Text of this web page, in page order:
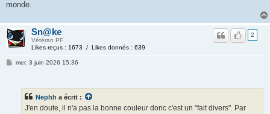
monde.
Sn@ke
Vétéran PF
Likes reçus : 1673 / Likes donnés : 639
2
mer. 3 juin 2026 15:36
Nephh a écrit :
J'en doute, il n'a pas la bonne couleur donc c'est un "fait divers". Par